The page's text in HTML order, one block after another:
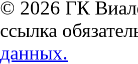
© 2026 ГК
ссылка
данных.